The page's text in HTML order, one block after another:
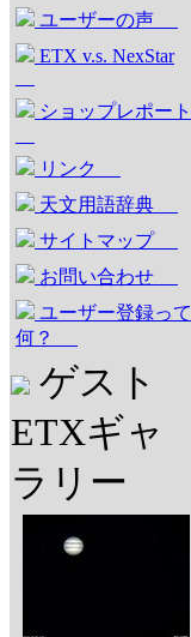
ユーザーの声
ETX v.s. NexStar
ショップレポート
リンク
天文用語辞典
サイトマップ
お問い合わせ
ユーザー登録って
何？
ゲスト
ETXギャ
ラリー